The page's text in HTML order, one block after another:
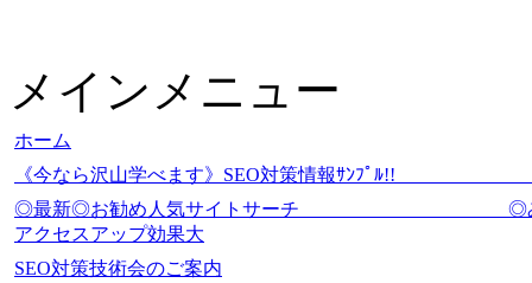
メインメニュー
ホーム
《今なら沢山学べます》SEO対策情報ｻﾝﾌ
◎最新◎お勧め人気サイトサ
アクセスアップ効果大
SEO対策技術会のご案内